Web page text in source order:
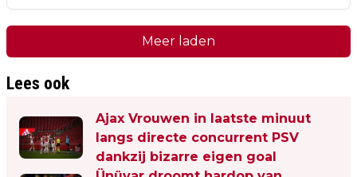
Meer laden
Lees ook
Ajax Vrouwen in laatste minuut
langs directe concurrent PSV
dankzij bizarre eigen goal